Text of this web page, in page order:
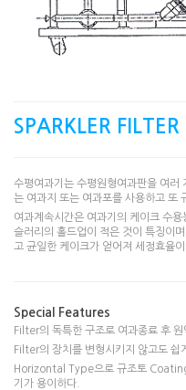
SPARKLER
수평여과기는 수평원형여과판을 여러
는 여과지 또는 여과포를 사용하고 또
여과계속시간은 여과기의 케이크 수
슬러리의 홀드업이 적은 것이 특징이
고 균일한 케이크가 얻어져 세정효율이
Special Features
Filter의 독특한 구조로 여과종료 후
Filter의 장치를 변형시키지 않고도 쉽
Horizontal Type으로 규조토
기가 용이하다.